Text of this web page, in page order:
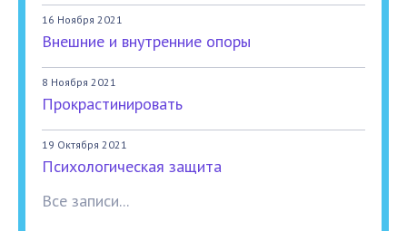
16 Ноября 2021
Внешние и внутренние опоры
8 Ноября 2021
Прокрастинировать
19 Октября 2021
Психологическая защита
Все записи...